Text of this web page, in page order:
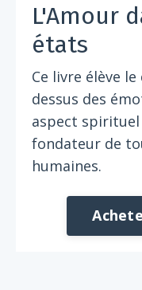
L'Amour
états
Ce livre élève
dessus des
aspect
fondateur de
humaines.